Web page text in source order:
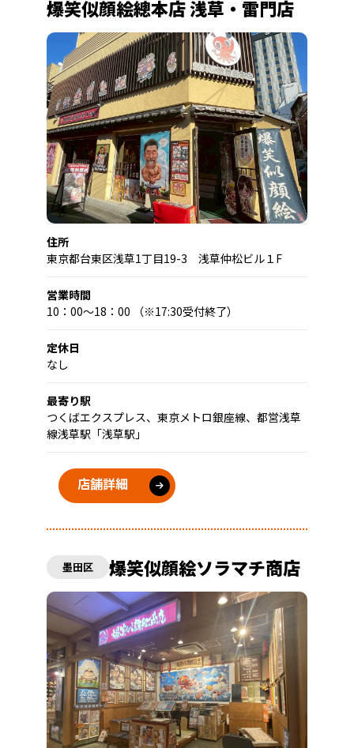
爆笑似顔絵總本店 浅草・雷門店
住所
東京都台東区浅草1丁目19-3 浅草仲松ビル１F
営業時間
10：00～18：00 （※17:30受付終了）
定休日
なし
最寄り駅
つくばエクスプレス、東京メトロ銀座線、都営浅草
線浅草駅「浅草駅」
店舗詳細
墨田区 爆笑似顔絵ソラマチ商店